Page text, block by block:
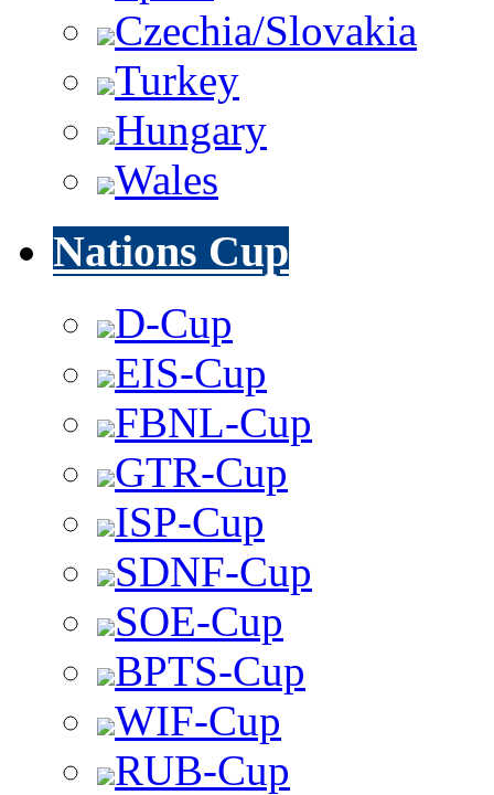
Czechia/Slovakia
Turkey
Hungary
Wales
Nations Cup
D-Cup
EIS-Cup
FBNL-Cup
GTR-Cup
ISP-Cup
SDNF-Cup
SOE-Cup
BPTS-Cup
WIF-Cup
RUB-Cup